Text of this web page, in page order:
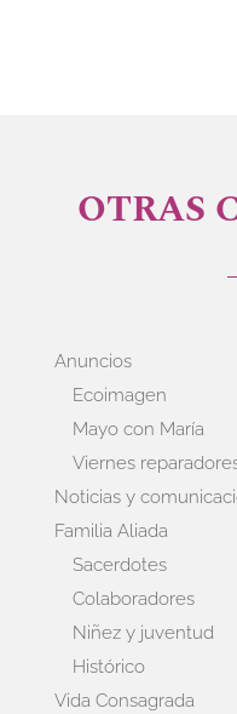
OTRAS
Anuncios
Ecoimagen
Mayo con María
Viernes
Noticias y
Familia Aliada
Sacerdotes
Colaboradores
Niñez y juventud
Histórico
Vida Consagrada